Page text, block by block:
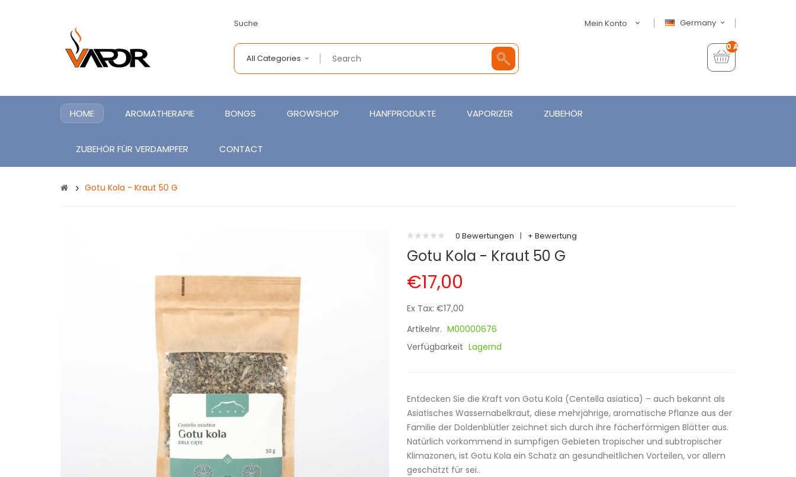
Suche Germany
Mein Konto
All Categories
0 Artikel - €0,00
HOME AROMATHERAPIE BONGS GROWSHOP HANFPRODUKTE VAPORIZER ZUBEHÖR
ZUBEHÖR FÜR VERDAMPFER CONTACT
Gotu Kola - Kraut 50 G
0 Bewertungen | + Bewertung
Gotu Kola - Kraut 50 G
€17,00
Ex Tax: €17,00
Artikelnr. M00000676
Verfügbarkeit Lagernd
Entdecken Sie die Kraft von Gotu Kola (Centella asiatica) – auch bekannt als
Asiatisches Wassernabelkraut, diese mehrjährige, aromatische Pflanze aus der
Familie der Doldenblütler zeichnet sich durch ihre fächerförmigen Blätter aus.
Natürlich vorkommend in sumpfigen Gebieten tropischer und subtropischer
Klimazonen, ist Gotu Kola ein Schatz an gesundheitlichen Vorteilen, vor allem
geschätzt für sei..